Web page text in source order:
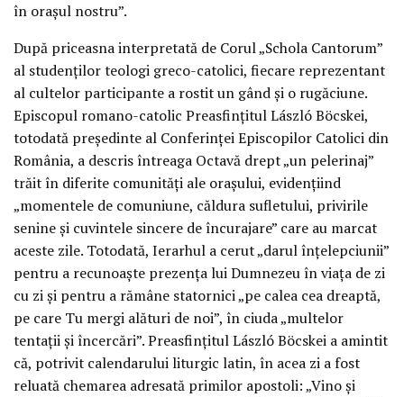
în orașul nostru”.
După priceasna interpretată de Corul „Schola Cantorum”
al studenților teologi greco-catolici, fiecare reprezentant
al cultelor participante a rostit un gând și o rugăciune.
Episcopul romano-catolic Preasfințitul László Böcskei,
totodată președinte al Conferinței Episcopilor Catolici din
România, a descris întreaga Octavă drept „un pelerinaj”
trăit în diferite comunități ale orașului, evidențiind
„momentele de comuniune, căldura sufletului, privirile
senine și cuvintele sincere de încurajare” care au marcat
aceste zile. Totodată, Ierarhul a cerut „darul înțelepciunii”
pentru a recunoaște prezența lui Dumnezeu în viața de zi
cu zi și pentru a rămâne statornici „pe calea cea dreaptă,
pe care Tu mergi alături de noi”, în ciuda „multelor
tentații și încercări”. Preasfințitul László Böcskei a amintit
că, potrivit calendarului liturgic latin, în acea zi a fost
reluată chemarea adresată primilor apostoli: „Vino și